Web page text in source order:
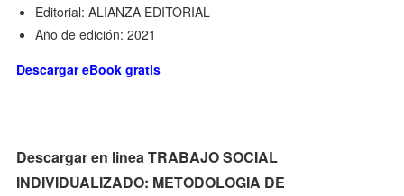
Editorial: ALIANZA EDITORIAL
Año de edición: 2021
Descargar eBook gratis
Descargar en linea TRABAJO SOCIAL
INDIVIDUALIZADO: METODOLOGIA DE